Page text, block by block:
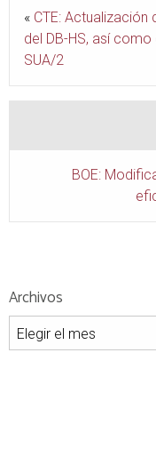
« CTE: Actualización
del DB-HS, así
SUA/2
BOE:
Archivos
Archivos